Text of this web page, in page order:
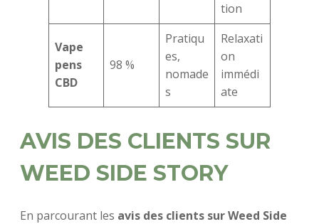
tion
Vape
pens
CBD
98 %
Pratiqu
es,
nomade
s
Relaxati
on
immédi
ate
AVIS DES CLIENTS SUR
WEED SIDE STORY
En parcourant les avis des clients sur Weed Side